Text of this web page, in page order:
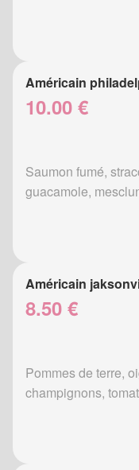
Américain
10.00 €
Saumon fumé,
guacamole,
Américain
8.50 €
Pommes de terre,
champignons,